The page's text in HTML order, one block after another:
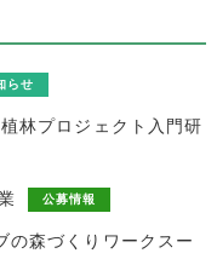
らせ
林プロジェクト入門研
公募情報
の森づくりワークスー